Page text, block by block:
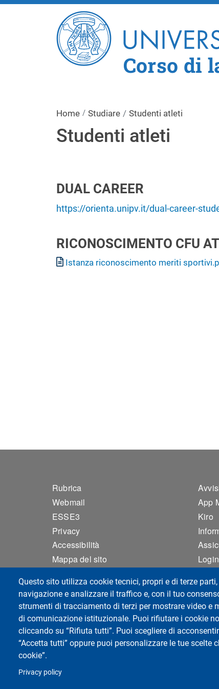
Questo sito utilizza cookie tecnici, propri e di terze
navigazione e analizzare il traffico e, con il tuo
strumenti di tracciamento di terzi per mostrare video e
di comunicazione istituzionale. Puoi rifiutare i cookie
cliccando su “Rifiuta tutti”. Puoi scegliere di
“Accetta tutti” oppure puoi personalizzare le tue scelte
cookie”.
Privacy policy
Corso di
Home Studiare Studenti atleti
Studenti atleti
DUAL CAREER
https://orienta.unipv.it/dual-career-
RICONOSCIMENTO CFU
Documento
Istanza riconoscimento meriti
Footer 1
Rubrica
Webmail
ESSE3
Privacy
Accessibilità
Mappa del sito
App
Kiro
Dipartimento di Sanità Pubblica,
Forense
Università degli Studi di Pavia
Viale Golgi 19, 27100 Pavia - Italy